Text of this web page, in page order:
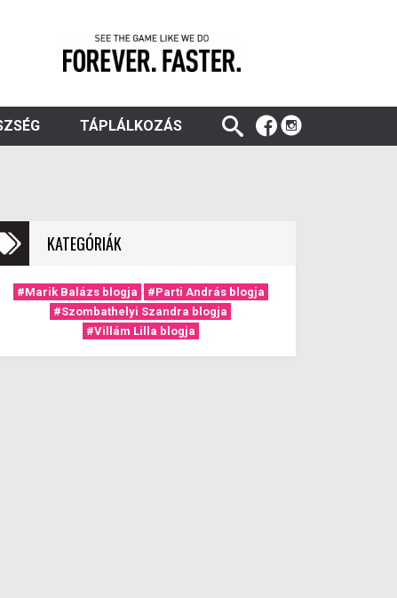
TÁPLÁLKOZÁS
KATEGÓRIÁK
#Marik Balázs blogja
#Parti András blogja
#Szombathelyi Szandra blogja
#Villám Lilla blogja